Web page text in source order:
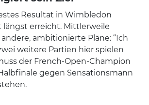
Resultat in Wimbledon
längst erreicht. Mittlerweile
ambitionierte Pläne: “Ich
weitere Partien hier spielen
der French-Open-Champion
gegen Sensationsmann